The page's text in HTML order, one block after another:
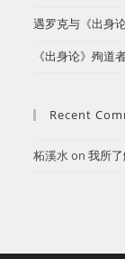
遇罗克与《出身
《出身论》殉道
Recent
柘溪水on我所